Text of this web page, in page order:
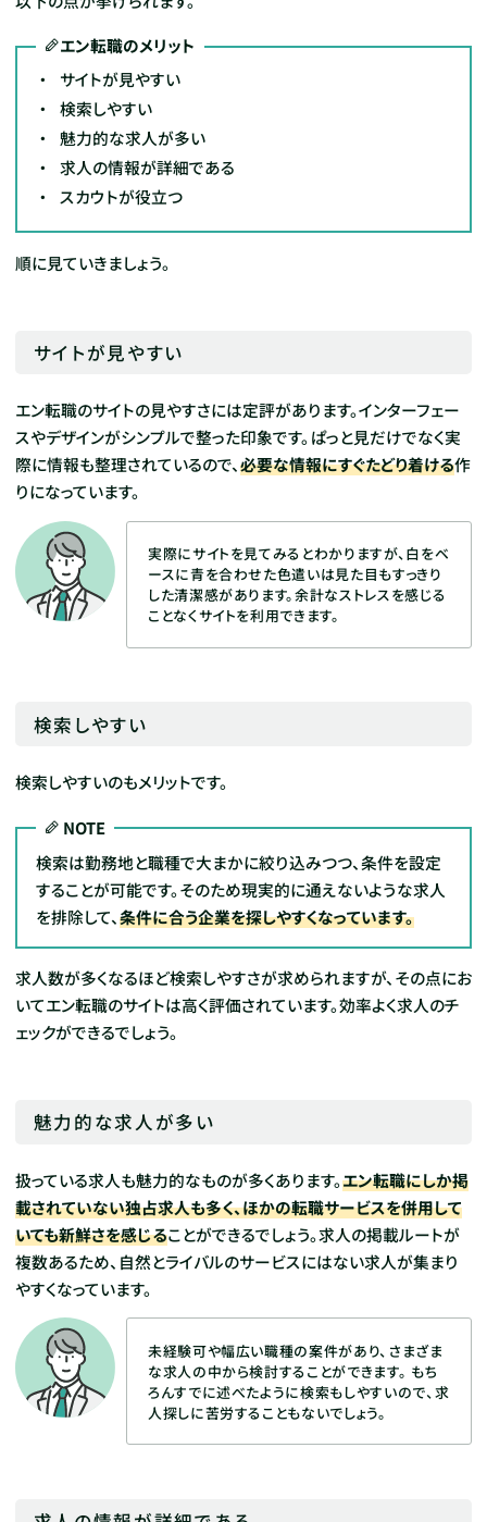
エン転職のメリット
サイトが見やすい
検索しやすい
魅力的な求人が多い
求人の情報が詳細である
スカウトが役立つ
順に見ていきましょう。
サイトが見やすい
エン転職のサイトの見やすさには定評があります。インターフェー
スやデザインがシンプルで整った印象です。ぱっと見だけでなく実
際に情報も整理されているので、必要な情報にすぐたどり着ける作
りになっています。
実際にサイトを見てみるとわかりますが、白をベ
ースに青を合わせた色遣いは見た目もすっきり
した清潔感があります。余計なストレスを感じる
ことなくサイトを利用できます。
検索しやすい
検索しやすいのもメリットです。
NOTE
検索は勤務地と職種で大まかに絞り込みつつ、条件を設定
することが可能です。そのため現実的に通えないような求人
を排除して、条件に合う企業を探しやすくなっています。
求人数が多くなるほど検索しやすさが求められますが、その点にお
いてエン転職のサイトは高く評価されています。効率よく求人のチ
ェックができるでしょう。
魅力的な求人が多い
扱っている求人も魅力的なものが多くあります。エン転職にしか掲
載されていない独占求人も多く、ほかの転職サービスを併用して
いても新鮮さを感じることができるでしょう。求人の掲載ルートが
複数あるため、自然とライバルのサービスにはない求人が集まり
やすくなっています。
未経験可や幅広い職種の案件があり、さまざま
な求人の中から検討することができます。 もち
ろんすでに述べたように検索もしやすいので、求
人探しに苦労することもないでしょう。